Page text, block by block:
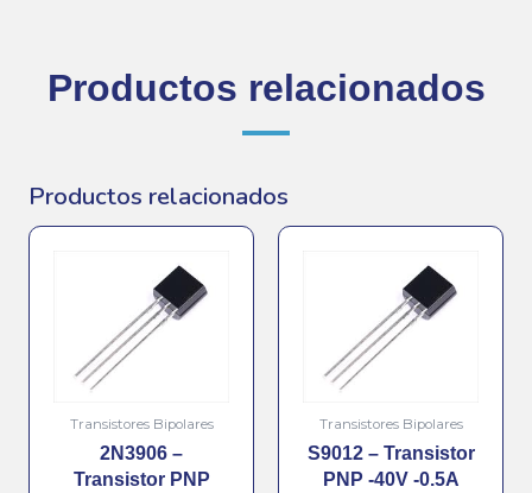
Productos relacionados
Productos relacionados
Transistores Bipolares
2N3906 –
Transistor PNP
Transistores Bipolares
S9012 – Transistor
PNP -40V -0.5A